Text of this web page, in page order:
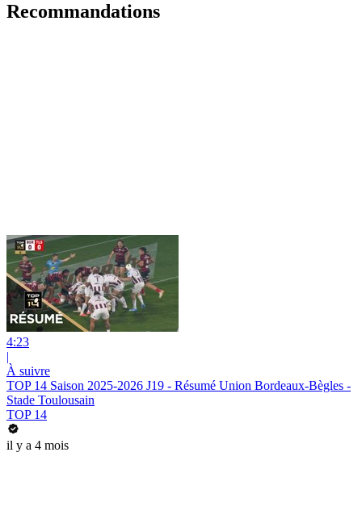
Recommandations
4:23
|
À suivre
TOP 14 Saison 2025-2026 J19 - Résumé Union Bordeaux-Bègles -
Stade Toulousain
TOP 14
il y a 4 mois